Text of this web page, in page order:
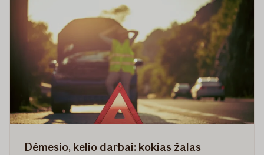
jie
apsaugo
vairuotoją
ir
keleivius
Dėmesio, kelio darbai: kokias žalas